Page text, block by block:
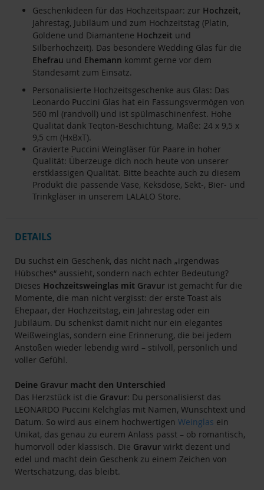
Geschenkideen für das Hochzeitspaar: zur Hochzeit,
Jahrestag, Jubiläum und zum Hochzeitstag (Platin,
Goldene und Diamantene Hochzeit und
Silberhochzeit). Das besondere Wedding Glas für die
Ehefrau und Ehemann kommt gerne vor dem
Standesamt zum Einsatz.
Personalisierte Hochzeitsgeschenke aus Glas: Das
Leonardo Puccini Glas hat ein Fassungsvermögen von
560 ml (randvoll) und ist spülmaschinenfest. Hohe
Qualität dank Teqton-Beschichtung, Maße: 24 x 9,5 x
9,5 cm (HxBxT).
Gravierte Puccini Weingläser für Paare in hoher
Qualität: Überzeuge dich noch heute von unserer
erstklassigen Qualität. Bitte beachte auch zu diesem
Produkt die passende Vase, Keksdose, Sekt-, Bier- und
Trinkgläser in unserem LALALO Store.
DETAILS
Du suchst ein Geschenk, das nicht nach „irgendwas
Hübsches“ aussieht, sondern nach echter Bedeutung?
Dieses Hochzeitsweinglas mit Gravur ist gemacht für die
Momente, die man nicht vergisst: der erste Toast als
Ehepaar, der Hochzeitstag, ein Jahrestag oder ein
Jubiläum. Du schenkst damit nicht nur ein elegantes
Weißweinglas, sondern eine Erinnerung, die bei jedem
Anstoßen wieder lebendig wird – stilvoll, persönlich und
voller Gefühl.
Deine Gravur macht den Unterschied
Das Herzstück ist die Gravur: Du personalisierst das
LEONARDO Puccini Kelchglas mit Namen, Wunschtext und
Datum. So wird aus einem hochwertigen Weinglas ein
Unikat, das genau zu eurem Anlass passt – ob romantisch,
humorvoll oder klassisch. Die Gravur wirkt dezent und
edel und macht dein Geschenk zu einem Zeichen von
Wertschätzung, das bleibt.